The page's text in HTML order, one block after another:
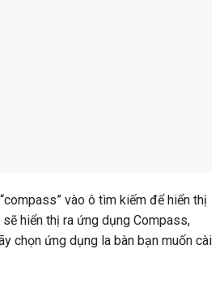
vào ô tìm kiếm để hiển thị
hiển thị ra ứng dụng Compass,
chọn ứng dụng la bàn bạn muốn cài